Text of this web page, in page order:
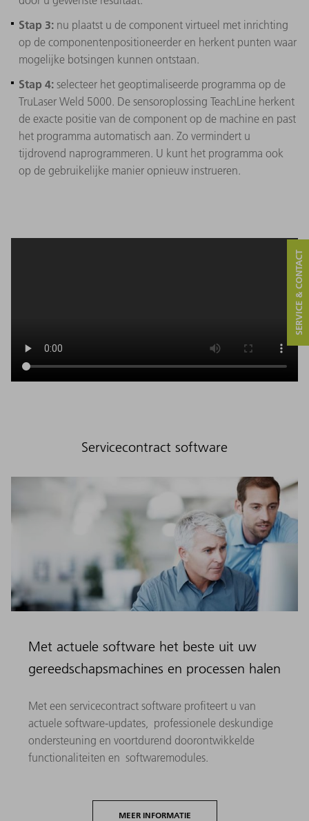
Stap 3: nu plaatst u de component virtueel met inrichting
op de componentenpositioneerder en herkent punten waar
mogelijke botsingen kunnen ontstaan.
Stap 4: selecteer het geoptimaliseerde programma op de
TruLaser Weld 5000. De sensoroplossing TeachLine herkent
de exacte positie van de component op de machine en past
het programma automatisch aan. Zo vermindert u
tijdrovend naprogrammeren. U kunt het programma ook
op de gebruikelijke manier opnieuw instrueren.
Servicecontract software
Met actuele software het beste uit uw
gereedschapsmachines en processen halen
Met een servicecontract software profiteert u van
actuele software-updates, professionele deskundige
ondersteuning en voortdurend doorontwikkelde
functionaliteiten en softwaremodules. ​​
MEER INFORMATIE
SERVICE & CONTACT